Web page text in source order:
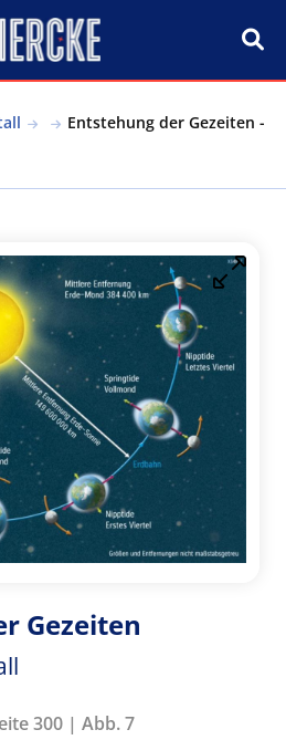
Entstehung der Gezeiten -
Gezeiten
300 | Abb. 7